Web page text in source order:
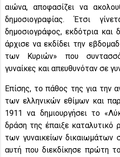
αιώνα, αποφασίζει να
δημοσιογραφίας. Έτσι
δημοσιογράφος, εκδότρια και
άρχισε να εκδίδει την
των Κυριών» που
γυναίκες και απευθυνόταν σε
Επίσης, το πάθος της για την
των ελληνικών εθίμων και
1911 να δημιουργήσει το
δράση της έπαιξε καταλυτικό
των γυναικείων δικαιωμάτων
αυτή που διεκδίκησε πρώτη